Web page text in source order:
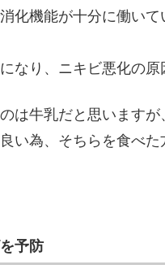
化機能が十分に働い
なり、ニキビ悪化の原
は牛乳だと思います
い為、そちらを食べた
予防